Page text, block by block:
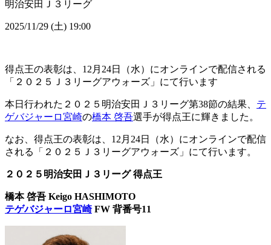
明治安田Ｊ３リーグ
2025/11/29 (土) 19:00
得点王の表彰は、12月24日（水）にオンラインで配信される
「２０２５Ｊ３リーグアウォーズ」にて行います
本日行われた２０２５明治安田Ｊ３リーグ第38節の結果、 テ
ゲバジャーロ宮崎の橋本 啓吾選手が得点王に輝きました。
なお、得点王の表彰は、12月24日（水）にオンラインで配信
される「２０２５Ｊ３リーグアウォーズ」にて行います。
２０２５明治安田Ｊ３リーグ 得点王
橋本 啓吾 Keigo HASHIMOTO
テゲバジャーロ宮崎FW 背番号11